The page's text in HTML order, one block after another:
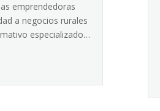
emprendedoras
a negocios rurales
especializado…